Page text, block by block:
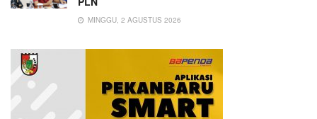
MINGGU, 2 AGUSTUS 2026